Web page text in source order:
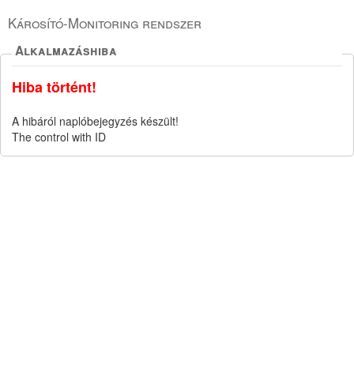
Károsító-Monitoring rendszer
Alkalmazáshiba
Hiba történt!
A hibáról naplóbejegyzés készült!
The control with ID